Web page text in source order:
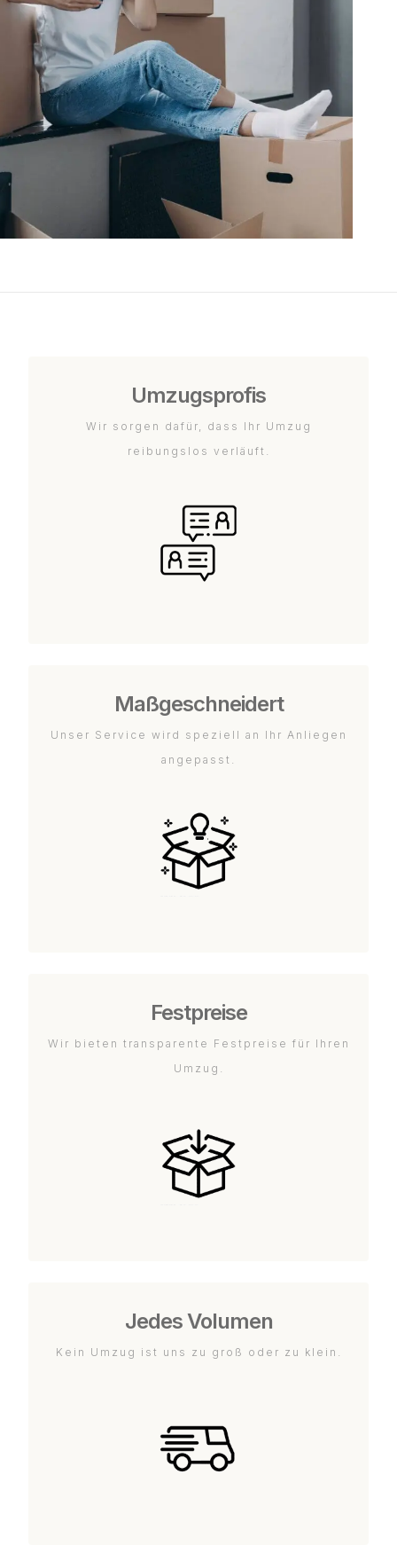
Umzugsprofis
Wir sorgen dafür, dass Ihr Umzug
reibungslos verläuft.
Maßgeschneidert
Unser Service wird speziell an Ihr Anliegen
angepasst.
Festpreise
Wir bieten transparente Festpreise für Ihren
Umzug.
Jedes Volumen
Kein Umzug ist uns zu groß oder zu klein.